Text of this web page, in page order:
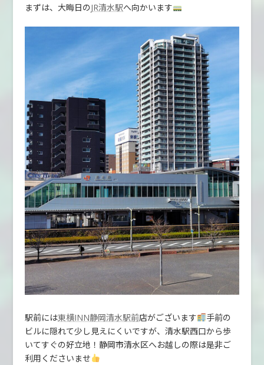
まずは、大晦日のJR清水駅へ向かいます
駅前には東横INN静岡清水駅前店がございます
手前の
ビルに隠れて少し見えにくいですが、清水駅西口から歩
いてすぐの好立地！静岡市清水区へお越しの際は是非ご
利用くださいませ